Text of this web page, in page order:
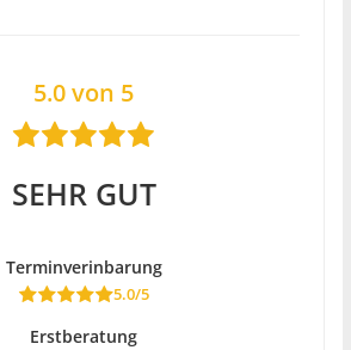
5.0 von 5
SEHR GUT
Terminverinbarung
5.0/5
Erstberatung